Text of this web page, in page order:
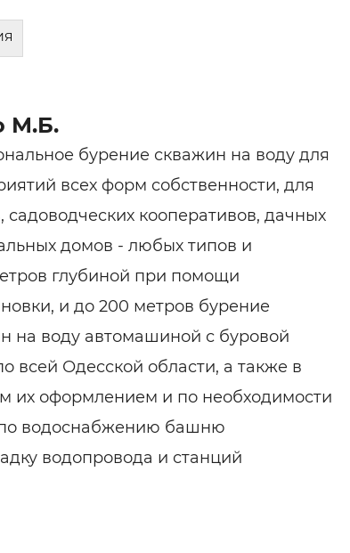
М.Б.
бурение скважин на воду для
всех форм собственности, для
садоводческих кооперативов, дачных
домов - любых типов и
глубиной при помощи
и до 200 метров бурение
на воду автомашиной с буровой
всей Одесской области, а также в
их оформлением и по необходимости
водоснабжению башню
водопровода и станций